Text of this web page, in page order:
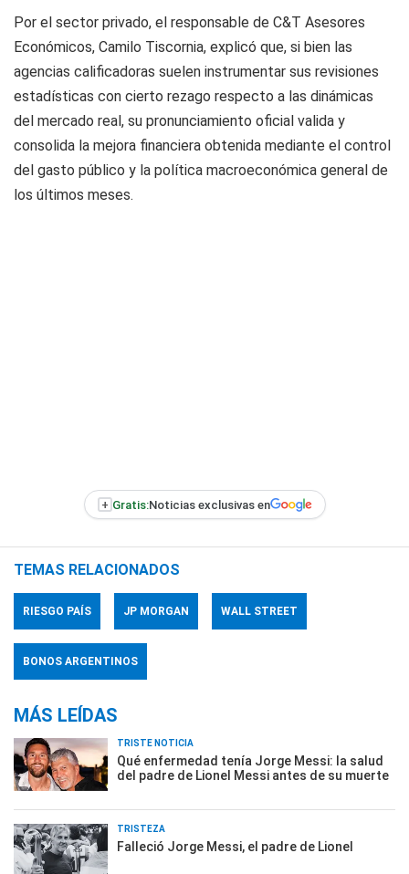
Por el sector privado, el responsable de C&T Asesores
Económicos, Camilo Tiscornia, explicó que, si bien las
agencias calificadoras suelen instrumentar sus revisiones
estadísticas con cierto rezago respecto a las dinámicas
del mercado real, su pronunciamiento oficial valida y
consolida la mejora financiera obtenida mediante el control
del gasto público y la política macroeconómica general de
los últimos meses.
+ Gratis:Noticias exclusivas en
TEMAS RELACIONADOS
RIESGO PAÍS JP MORGAN WALL STREET
BONOS ARGENTINOS
MÁS LEÍDAS
TRISTE NOTICIA
Qué enfermedad tenía Jorge Messi: la salud
del padre de Lionel Messi antes de su muerte
TRISTEZA
Falleció Jorge Messi, el padre de Lionel